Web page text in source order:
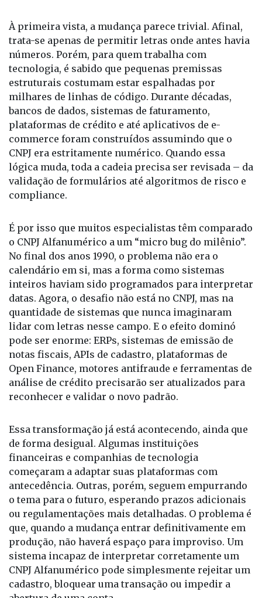
o que levou à decisão de permitir letras nas
primeiras posições do cadastro, mantendo os 14
caracteres tradicionais.
À primeira vista, a mudança parece trivial. Afinal,
trata-se apenas de permitir letras onde antes havia
números. Porém, para quem trabalha com
tecnologia, é sabido que pequenas premissas
estruturais costumam estar espalhadas por
milhares de linhas de código. Durante décadas,
bancos de dados, sistemas de faturamento,
plataformas de crédito e até aplicativos de e-
commerce foram construídos assumindo que o
lógica muda, toda a cadeia precisa ser revisada – da
validação de formulários até algoritmos de risco e
compliance.
É por isso que muitos especialistas têm comparado
o CNPJ Alfanumérico a um “micro bug do milênio”.
No final dos anos 1990, o problema não era o
calendário em si, mas a forma como sistemas
inteiros haviam sido programados para interpretar
datas. Agora, o desafio não está no CNPJ, mas na
quantidade de sistemas que nunca imaginaram
lidar com letras nesse campo. E o efeito dominó
pode ser enorme: ERPs, sistemas de emissão de
Open Finance, motores antifraude e ferramentas de
análise de crédito precisarão ser atualizados para
reconhecer e validar o novo padrão.
Essa transformação já está acontecendo, ainda que
de forma desigual. Algumas instituições
financeiras e companhias de tecnologia
começaram a adaptar suas plataformas com
antecedência. Outras, porém, seguem empurrando
o tema para o futuro, esperando prazos adicionais
ou regulamentações mais detalhadas. O problema é
que, quando a mudança entrar definitivamente em